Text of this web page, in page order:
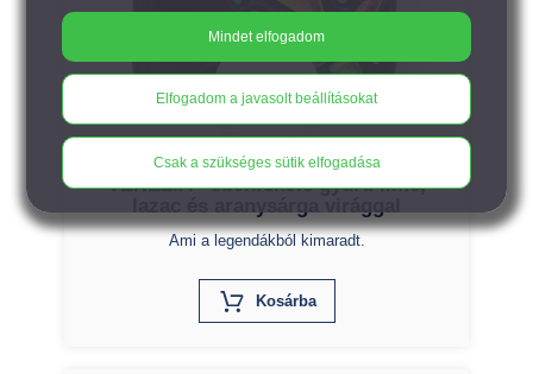
18.900Ft
VENEZIA - ébenfekete gyűrű lime,
Ami a legendákból kimaradt.
KosárbaX
Mindet elfogadom
Elfogadom a javasolt beállításokat
Csak a szükséges sütik elfogadása